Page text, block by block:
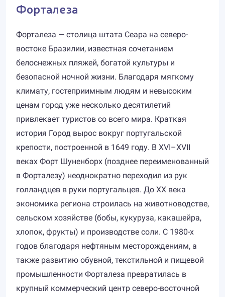
Форталеза
Форталеза — столица штата Сеара на северо-
востоке Бразилии, известная сочетанием
белоснежных пляжей, богатой культуры и
безопасной ночной жизни. Благодаря мягкому
климату, гостеприимным людям и невысоким
ценам город уже несколько десятилетий
привлекает туристов со всего мира. Краткая
история Город вырос вокруг португальской
крепости, построенной в 1649 году. В XVI–XVII
веках Форт Шуненборх (позднее переименованный
в Форталезу) неоднократно переходил из рук
голландцев в руки португальцев. До XX века
экономика региона строилась на животноводстве,
сельском хозяйстве (бобы, кукуруза, какашейра,
хлопок, фрукты) и производстве соли. С 1980-х
годов благодаря нефтяным месторождениям, а
также развитию обувной, текстильной и пищевой
промышленности Форталеза превратилась в
крупный коммерческий центр северо-восточной